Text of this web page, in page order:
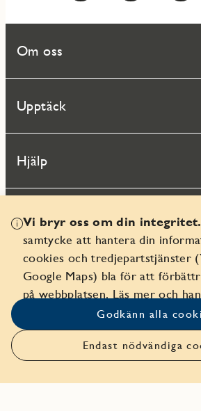
Vi bryr oss om din integritet.
samtycke att hantera din
cookies och tredjepartstjänster
Google Maps) bla för att
på webbplatsen. Läs mer och
Godkänn alla
Endast nödvändiga
Om oss
Upptäck
Hjälp
Organisationsnr